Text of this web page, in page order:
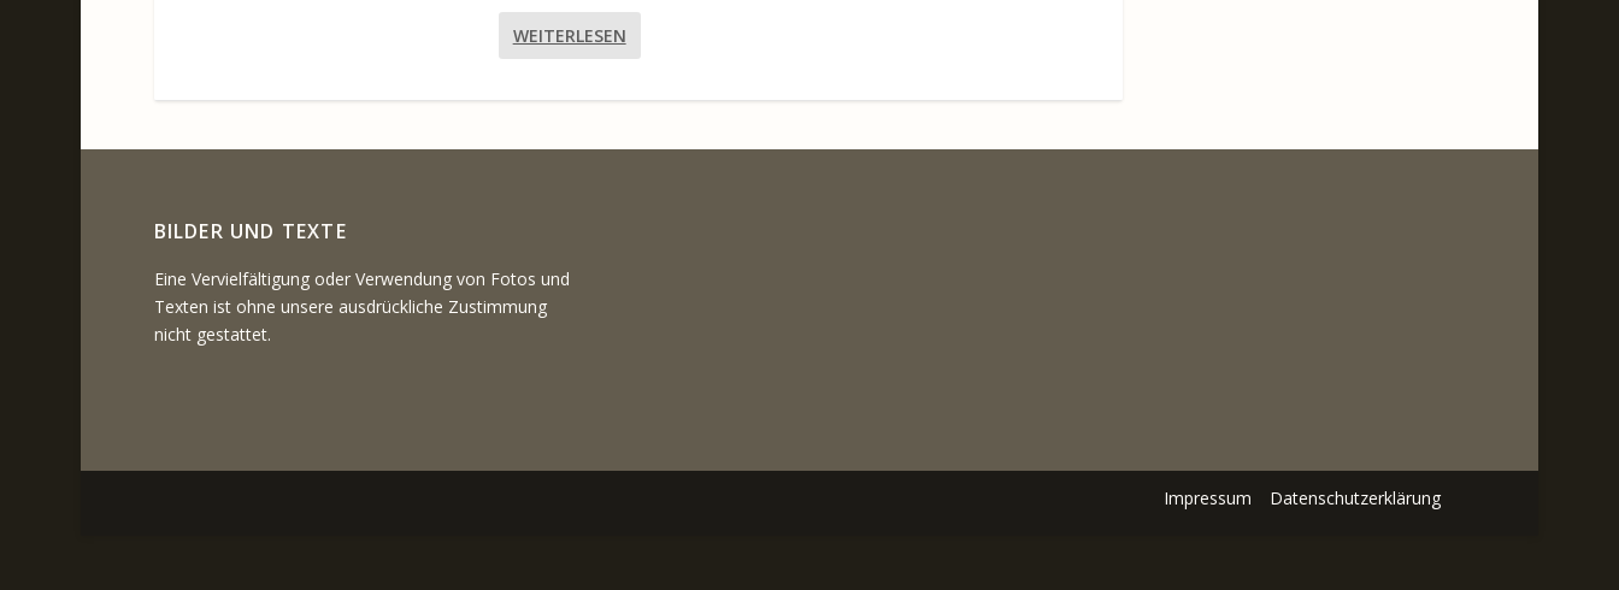
WEITERLESEN
BILDER UND TEXTE
Eine Vervielfältigung oder Verwendung von Fotos und
Texten ist ohne unsere ausdrückliche Zustimmung
nicht gestattet.
Impressum Datenschutzerklärung